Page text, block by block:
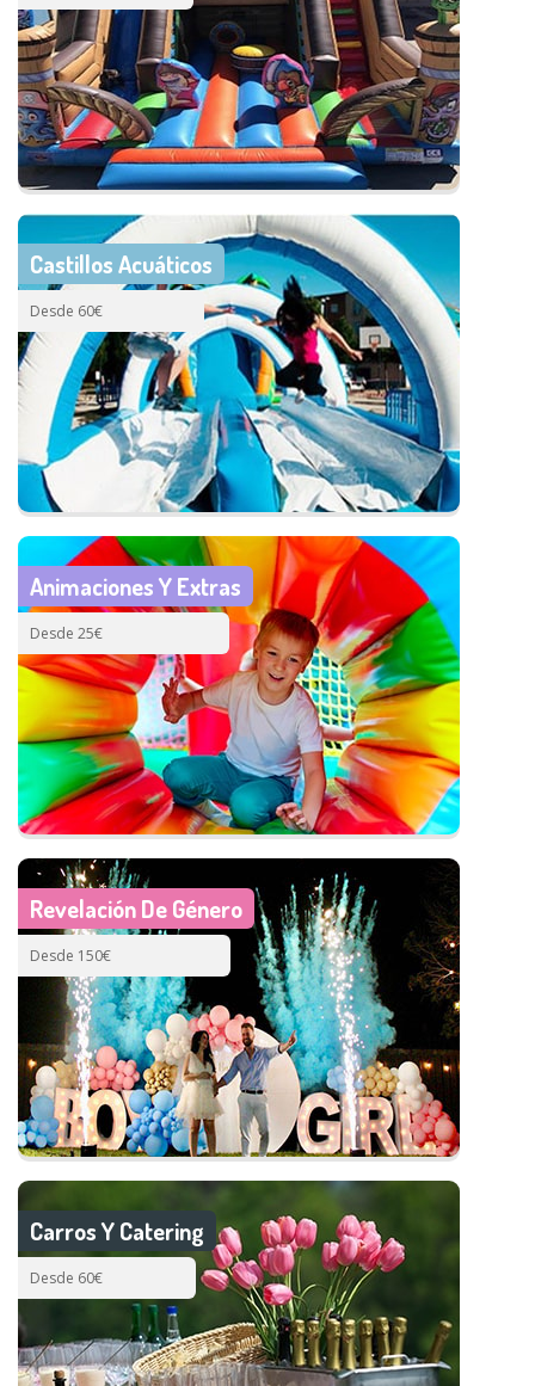
Castillos Acuáticos
Desde 60€
Animaciones Y Extras
Desde 25€
Revelación De Género
Desde 150€
Carros Y Catering
Desde 60€